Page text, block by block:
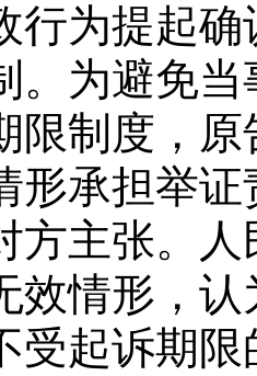
行为提起
。为避免
限制度，
形承担举
方主张。
效情形，
受起诉期